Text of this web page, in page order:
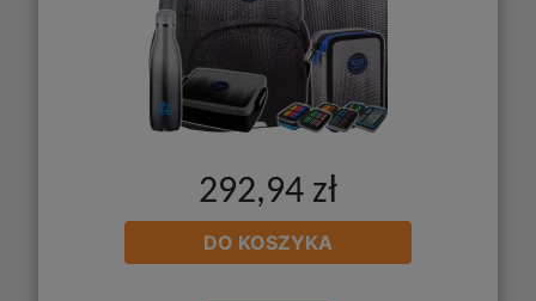
292,94 zł
DO KOSZYKA